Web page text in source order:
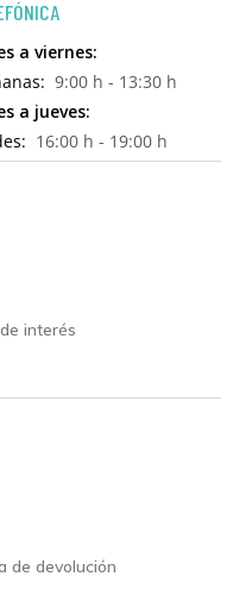
a viernes:
9:00 h - 13:30 h
a jueves:
16:00 h - 19:00 h
interés
de devolución